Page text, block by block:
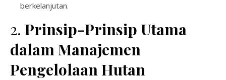
berkelanjutan.
2. Prinsip-Prinsip Utama
dalam Manajemen
Pengelolaan Hutan